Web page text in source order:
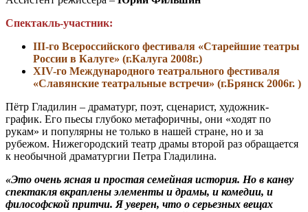
Спектакль-участник:
III-го Всероссийского фестиваля «Старейшие театры
России в Калуге» (г.Калуга 2008г.)
XIV-го Международного театрального фестиваля
«Славянские театральные встречи» (г.Брянск 2006г. )
Пётр Гладилин – драматург, поэт, сценарист, художник-
график. Его пьесы глубоко метафоричны, они «ходят по
рукам» и популярны не только в нашей стране, но и за
рубежом. Нижегородский театр драмы второй раз обращается
к необычной драматургии Петра Гладилина.
«Это очень ясная и простая семейная история. Но в канву
спектакля вкраплены элементы и драмы, и комедии, и
философской притчи. Я уверен, что о серьезных вещах